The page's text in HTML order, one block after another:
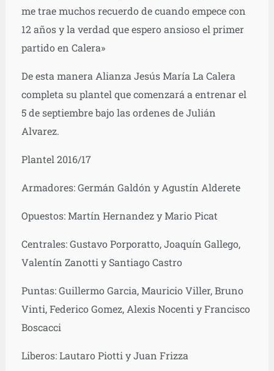
me trae muchos recuerdo de cuando empece con
12 años y la verdad que espero ansioso el primer
partido en Calera»
De esta manera Alianza Jesús María La Calera
completa su plantel que comenzará a entrenar el
5 de septiembre bajo las ordenes de Julián
Alvarez.
Plantel 2016/17
Armadores: Germán Galdón y Agustín Alderete
Opuestos: Martín Hernandez y Mario Picat
Centrales: Gustavo Porporatto, Joaquín Gallego,
Valentín Zanotti y Santiago Castro
Puntas: Guillermo Garcia, Mauricio Viller, Bruno
Vinti, Federico Gomez, Alexis Nocenti y Francisco
Boscacci
Liberos: Lautaro Piotti y Juan Frizza